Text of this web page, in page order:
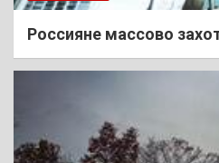
Россияне массово